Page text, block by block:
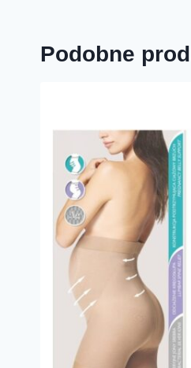
Podobne